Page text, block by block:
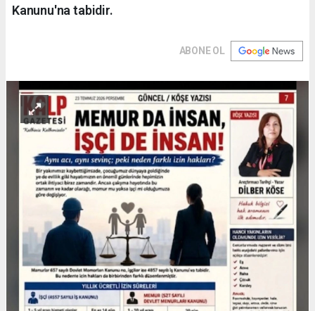
Kanunu'na tabidir.
ABONE OL